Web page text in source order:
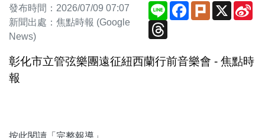
發布時間：2026/07/09 07:07
新聞出處：焦點時報 (Google
News)
Line Facebook
Plurk X
彰化市立管弦樂團遠征紐西蘭行前音樂會 - 焦點時
報
按此閱讀「完整報導」